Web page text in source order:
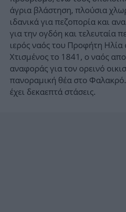
άγρια βλάστηση, πλούσια
ιδανικά για πεζοπορία και
για την ογδόη και τελευταία
ιερός ναός του Προφήτη
Χτισμένος το 1841, ο ναός
αναφοράς για τον ορεινό
πανοραμική θέα στο
έχει δεκαεπτά στάσεις.